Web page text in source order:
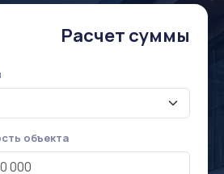
Расчет суммы
объекта